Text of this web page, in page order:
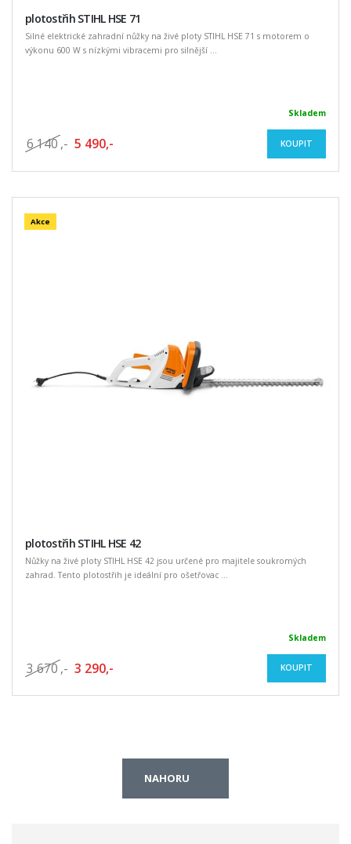
plotostřih STIHL HSE 71
Silné elektrické zahradní nůžky na živé ploty STIHL HSE 71 s motorem o
výkonu 600 W s nízkými vibracemi pro silnější ...
Skladem
6 140 ,- 5 490,- KOUPIT
Akce
plotostřih STIHL HSE 42
Nůžky na živé ploty STIHL HSE 42 jsou určené pro majitele soukromých
zahrad. Tento plotostřih je ideální pro ošetřovac ...
Skladem
3 670,- 3 290,- KOUPIT
NAHORU